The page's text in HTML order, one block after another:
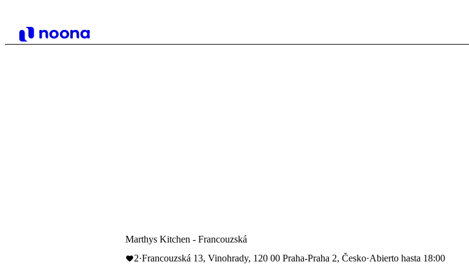
Marthys Kitchen - Francouzská
2·Francouzská 13, Vinohrady, 120 00 Praha-Praha 2, Česko·Abierto hasta 18:00